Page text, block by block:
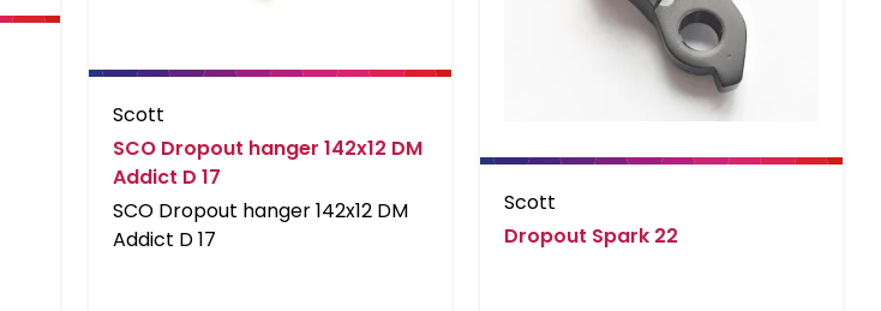
Scott
SCO Dropout hanger 142x12 DM
Addict D 17
SCO Dropout hanger 142x12 DM
Addict D 17
Scott
Dropout Spark 22